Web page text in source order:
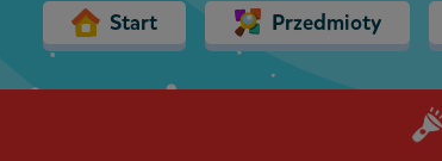
Start Przedmioty